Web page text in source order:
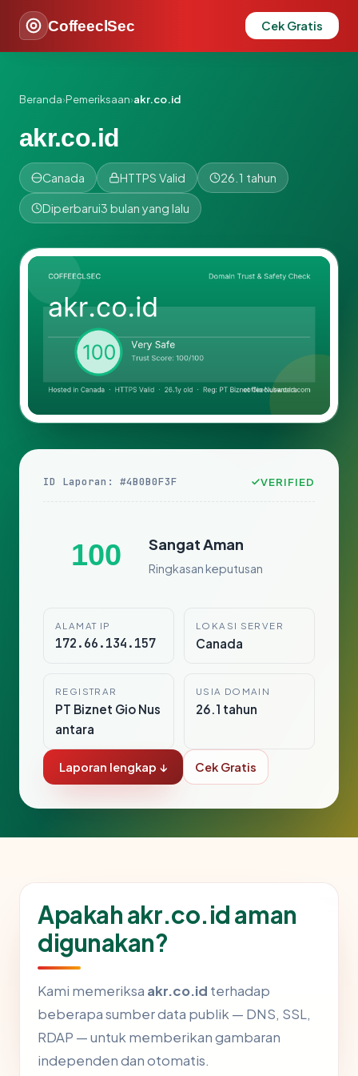
CoffeeclSec Cek Gratis
Beranda›Pemeriksaan›akr.co.id
akr.co.id
Canada HTTPS Valid 26.1 tahun
Diperbarui3 bulan yang lalu
ID Laporan: #4B0B0F3F VERIFIED
100 Sangat Aman
Ringkasan keputusan
ALAMAT IP
172.66.134.157
LOKASI SERVER
Canada
REGISTRAR
PT Biznet Gio Nus
antara
USIA DOMAIN
26.1 tahun
Laporan lengkap ↓ Cek Gratis
Apakah akr.co.id aman
digunakan?
Kami memeriksa akr.co.id terhadap
beberapa sumber data publik — DNS, SSL,
RDAP — untuk memberikan gambaran
independen dan otomatis.